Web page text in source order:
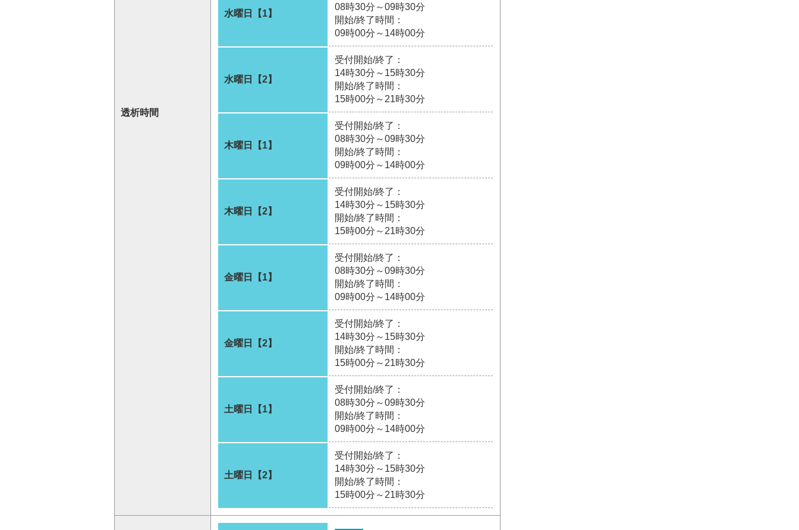
透析時間
水曜日【1】
08時30分～09時30分
開始/終了時間：
09時00分～14時00分
水曜日【2】
受付開始/終了：
14時30分～15時30分
開始/終了時間：
15時00分～21時30分
木曜日【1】
受付開始/終了：
08時30分～09時30分
開始/終了時間：
09時00分～14時00分
木曜日【2】
受付開始/終了：
14時30分～15時30分
開始/終了時間：
15時00分～21時30分
金曜日【1】
受付開始/終了：
08時30分～09時30分
開始/終了時間：
09時00分～14時00分
金曜日【2】
受付開始/終了：
14時30分～15時30分
開始/終了時間：
15時00分～21時30分
土曜日【1】
受付開始/終了：
08時30分～09時30分
開始/終了時間：
09時00分～14時00分
土曜日【2】
受付開始/終了：
14時30分～15時30分
開始/終了時間：
15時00分～21時30分